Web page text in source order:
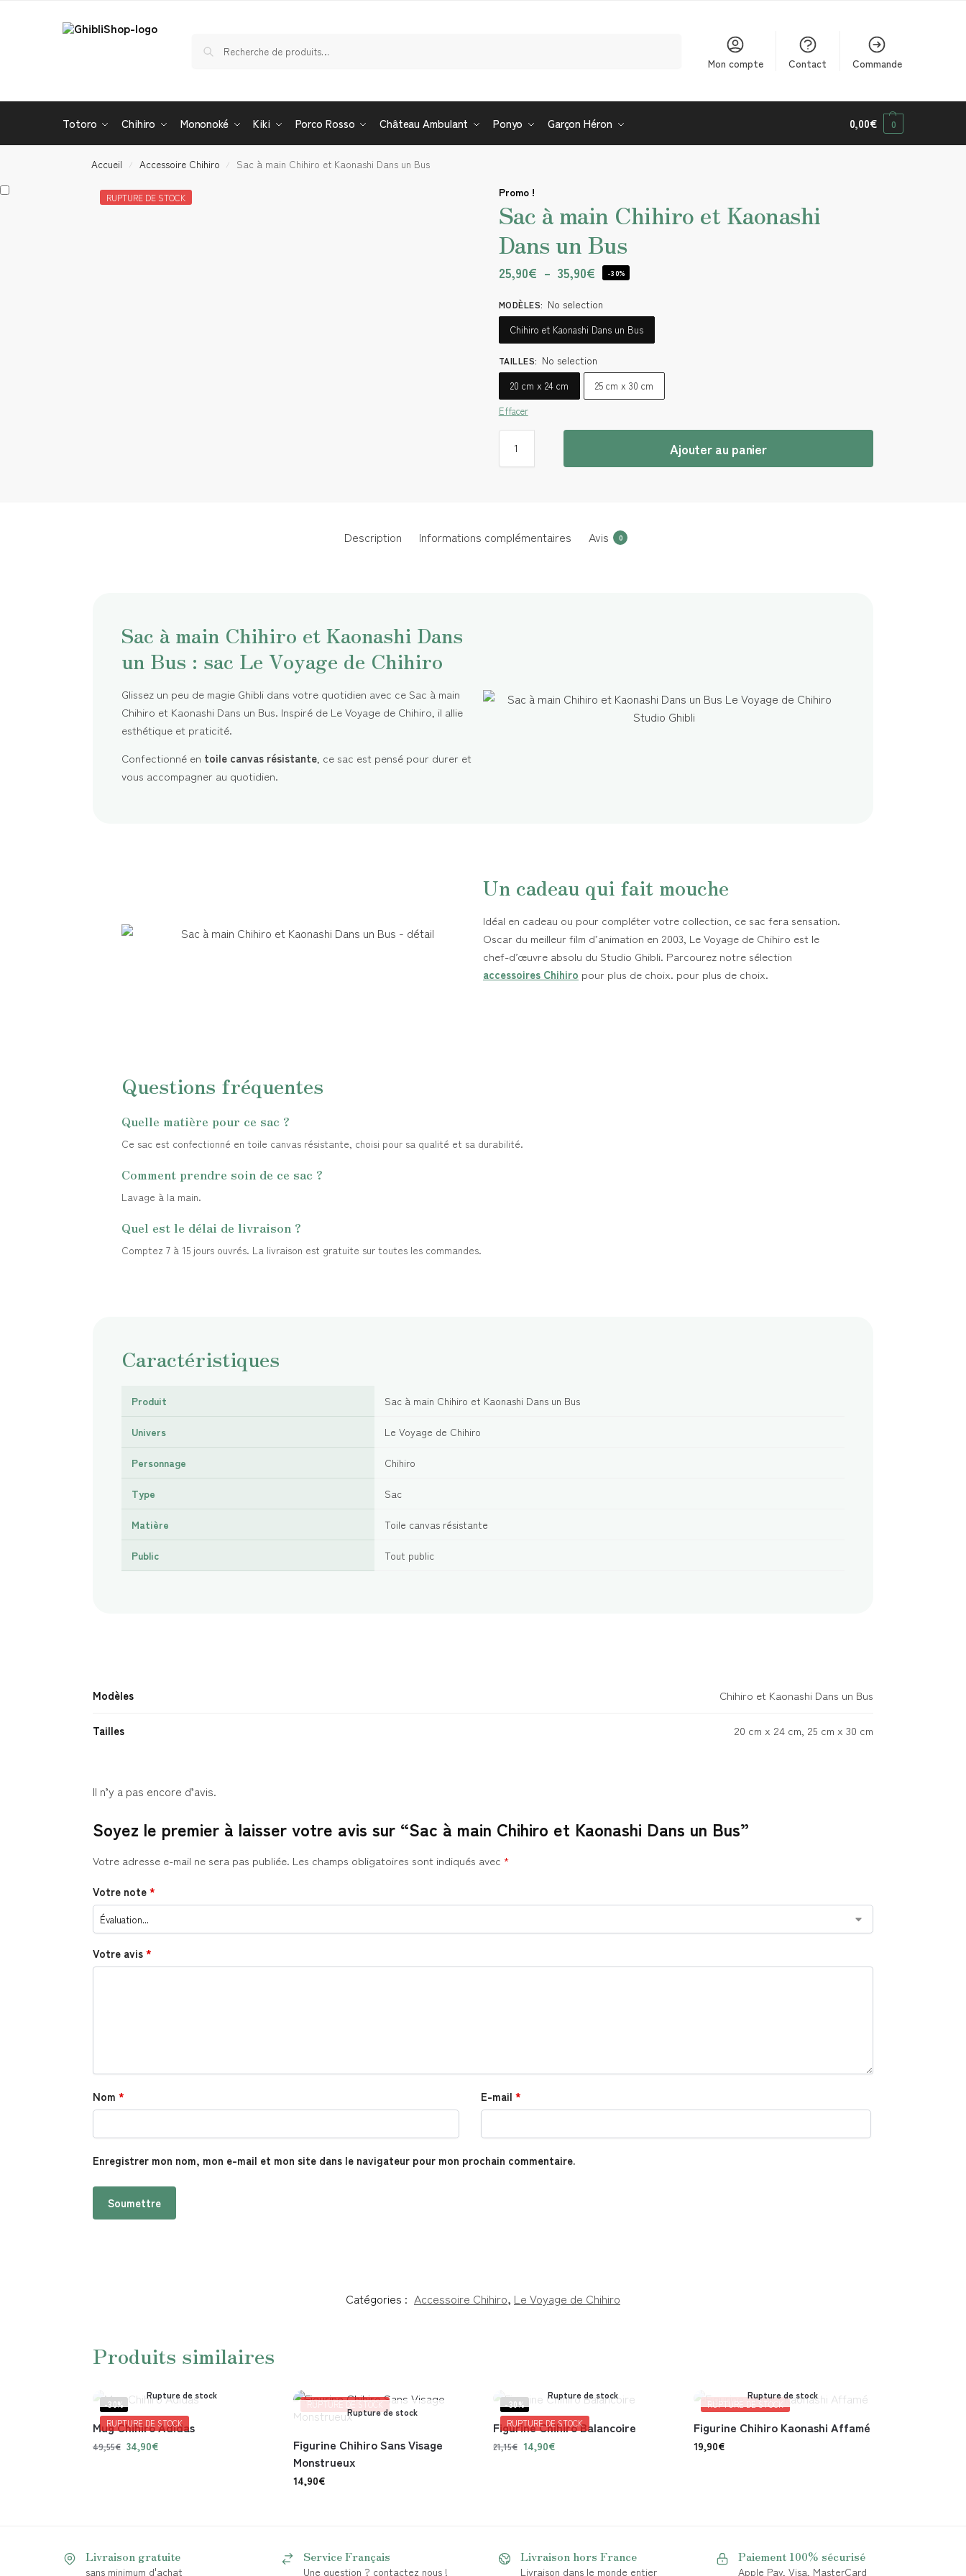
Mon compte Contact Commande
Totoro Chihiro Mononoké Kiki Porco Rosso Château Ambulant Ponyo Garçon Héron 0,00€ 0
Accueil / Accessoire Chihiro / Sac à main Chihiro et Kaonashi Dans un Bus
RUPTURE DE STOCK Promo !
Sac à main Chihiro et Kaonashi
Dans un Bus
25,90€ – 35,90€ -30%
MODÈLES: No selection
Chihiro et Kaonashi Dans un Bus
TAILLES: No selection
20 cm x 24 cm
25 cm x 30 cm
Effacer
Ajouter au panier
Description Informations complémentaires Avis 0
Sac à main Chihiro et Kaonashi Dans
un Bus : sac Le Voyage de Chihiro
Glissez un peu de magie Ghibli dans votre quotidien avec ce Sac à main
Chihiro et Kaonashi Dans un Bus. Inspiré de Le Voyage de Chihiro, il allie
esthétique et praticité.
Confectionné en toile canvas résistante, ce sac est pensé pour durer et
vous accompagner au quotidien.
Un cadeau qui fait mouche
Idéal en cadeau ou pour compléter votre collection, ce sac fera sensation.
Oscar du meilleur film d’animation en 2003, Le Voyage de Chihiro est le
chef-d’œuvre absolu du Studio Ghibli. Parcourez notre sélection
accessoires Chihiro pour plus de choix. pour plus de choix.
Questions fréquentes
Quelle matière pour ce sac ?
Ce sac est confectionné en toile canvas résistante, choisi pour sa qualité et sa durabilité.
Comment prendre soin de ce sac ?
Lavage à la main.
Quel est le délai de livraison ?
Comptez 7 à 15 jours ouvrés. La livraison est gratuite sur toutes les commandes.
Caractéristiques
Produit Sac à main Chihiro et Kaonashi Dans un Bus
Univers Le Voyage de Chihiro
Personnage Chihiro
Type Sac
Matière Toile canvas résistante
Public Tout public
Modèles Chihiro et Kaonashi Dans un Bus
Tailles 20 cm x 24 cm, 25 cm x 30 cm
Il n’y a pas encore d’avis.
Soyez le premier à laisser votre avis sur “Sac à main Chihiro et Kaonashi Dans un Bus”
Votre adresse e-mail ne sera pas publiée. Les champs obligatoires sont indiqués avec *
Votre note*
Votre avis*
Nom * E-mail *
Enregistrer mon nom, mon e-mail et mon site dans le navigateur pour mon prochain commentaire.
Catégories : Accessoire Chihiro, Le Voyage de Chihiro
Produits similaires
-30%
RUPTURE DE STOCK
Rupture de stock
Mug Chihiro Adidas
49,55€ 34,90€
RUPTURE DE STOCK
Rupture de stock
Figurine Chihiro Sans Visage
Monstrueux
14,90€
-30%
RUPTURE DE STOCK
Rupture de stock
Figurine Chihiro Balancoire
21,15€ 14,90€
RUPTURE DE STOCK
Rupture de stock
Figurine Chihiro Kaonashi Affamé
19,90€
Livraison gratuite
sans minimum d'achat
Service Français
Une question ? contactez nous !
Livraison hors France
Livraison dans le monde entier
Paiement 100% sécurisé
Apple Pay, Visa, MasterCard